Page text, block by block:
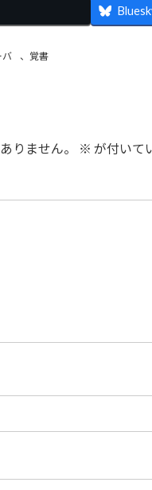
バ 、 覚書
りません。 ※ が付いて